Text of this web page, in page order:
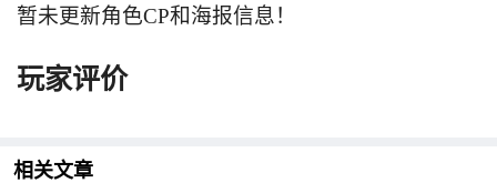
暂未更新角色CP和海报信息！
玩家评价
相关文章